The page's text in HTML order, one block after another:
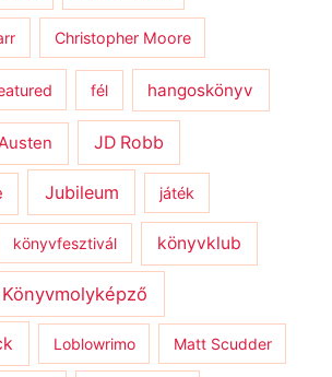
Christopher Moore
fél hangoskönyv
JD Robb
Jubileum játék
könyvfesztivál könyvklub
Könyvmolyképző
Loblowrimo Matt Scudder